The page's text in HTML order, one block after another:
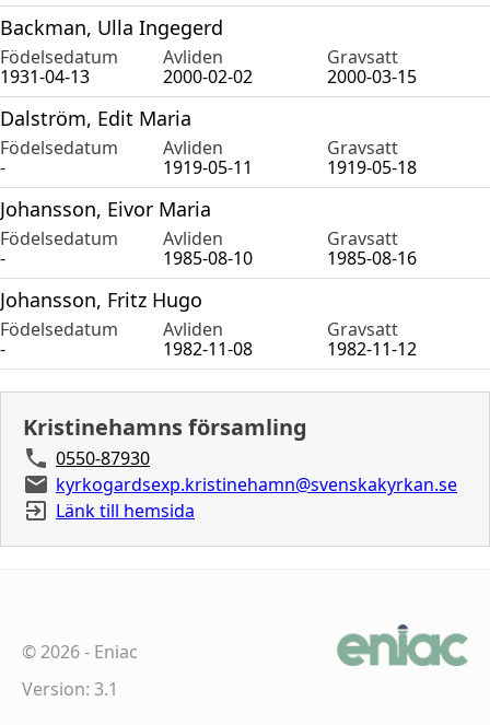
Backman, Ulla Ingegerd
Födelsedatum Avliden
Gravsatt
1931-04-13
2000-02-02 2000-03-15
Dalström, Edit Maria
Födelsedatum Avliden
Gravsatt
-
1919-05-11 1919-05-18
Johansson, Eivor Maria
Födelsedatum Avliden
Gravsatt
-
1985-08-10 1985-08-16
Johansson, Fritz Hugo
Födelsedatum Avliden
Gravsatt
-
1982-11-08 1982-11-12
Kristinehamns församling
0550-87930
kyrkogardsexp.kristinehamn@svenskakyrkan.se
Länk till hemsida
©2026- Eniac
Version: 3.1